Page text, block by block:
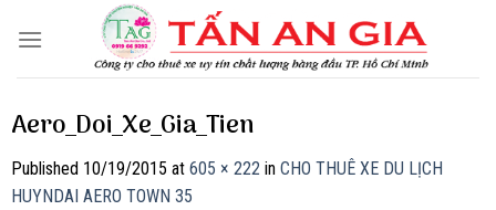
Aero_Doi_Xe_Gia_Tien
Published 10/19/2015 at 605 × 222 in CHO THUÊ XE DU LỊCH
HUYNDAI AERO TOWN 35